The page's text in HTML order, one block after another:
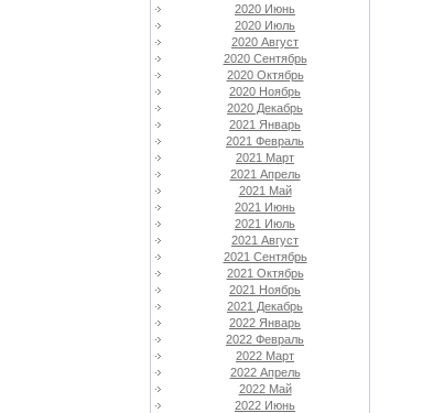
2020 Июнь
2020 Июль
2020 Август
2020 Сентябрь
2020 Октябрь
2020 Ноябрь
2020 Декабрь
2021 Январь
2021 Февраль
2021 Март
2021 Апрель
2021 Май
2021 Июнь
2021 Июль
2021 Август
2021 Сентябрь
2021 Октябрь
2021 Ноябрь
2021 Декабрь
2022 Январь
2022 Февраль
2022 Март
2022 Апрель
2022 Май
2022 Июнь